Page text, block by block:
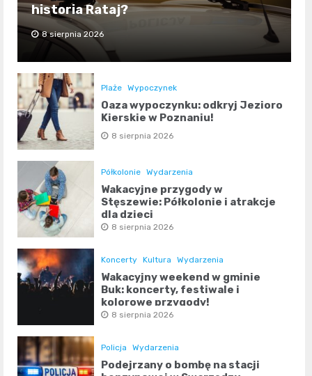
historia Rataj?
8 sierpnia 2026
Plaże Wypoczynek
Oaza wypoczynku: odkryj Jezioro
Kierskie w Poznaniu!
8 sierpnia 2026
Półkolonie Wydarzenia
Wakacyjne przygody w
Stęszewie: Półkolonie i atrakcje
dla dzieci
8 sierpnia 2026
Koncerty Kultura Wydarzenia
Wakacyjny weekend w gminie
Buk: koncerty, festiwale i
kolorowe przygody!
8 sierpnia 2026
Policja Wydarzenia
Podejrzany o bombę na stacji